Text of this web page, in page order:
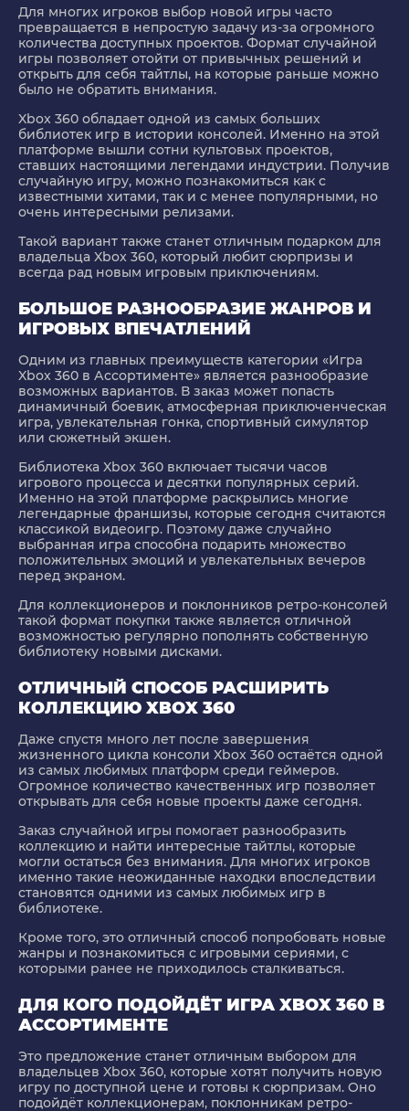
Для многих игроков выбор новой игры часто
превращается в непростую задачу из-за огромного
количества доступных проектов. Формат случайной
игры позволяет отойти от привычных решений и
открыть для себя тайтлы, на которые раньше можно
было не обратить внимания.
Xbox 360 обладает одной из самых больших
библиотек игр в истории консолей. Именно на этой
платформе вышли сотни культовых проектов,
ставших настоящими легендами индустрии. Получив
случайную игру, можно познакомиться как с
известными хитами, так и с менее популярными, но
очень интересными релизами.
Такой вариант также станет отличным подарком для
владельца Xbox 360, который любит сюрпризы и
всегда рад новым игровым приключениям.
БОЛЬШОЕ РАЗНООБРАЗИЕ ЖАНРОВ И
ИГРОВЫХ ВПЕЧАТЛЕНИЙ
Одним из главных преимуществ категории «Игра
Xbox 360 в Ассортименте» является разнообразие
возможных вариантов. В заказ может попасть
динамичный боевик, атмосферная приключенческая
игра, увлекательная гонка, спортивный симулятор
или сюжетный экшен.
Библиотека Xbox 360 включает тысячи часов
игрового процесса и десятки популярных серий.
Именно на этой платформе раскрылись многие
легендарные франшизы, которые сегодня считаются
классикой видеоигр. Поэтому даже случайно
выбранная игра способна подарить множество
положительных эмоций и увлекательных вечеров
перед экраном.
Для коллекционеров и поклонников ретро-консолей
такой формат покупки также является отличной
возможностью регулярно пополнять собственную
библиотеку новыми дисками.
ОТЛИЧНЫЙ СПОСОБ РАСШИРИТЬ
КОЛЛЕКЦИЮ XBOX 360
Даже спустя много лет после завершения
жизненного цикла консоли Xbox 360 остаётся одной
из самых любимых платформ среди геймеров.
Огромное количество качественных игр позволяет
открывать для себя новые проекты даже сегодня.
Заказ случайной игры помогает разнообразить
коллекцию и найти интересные тайтлы, которые
могли остаться без внимания. Для многих игроков
именно такие неожиданные находки впоследствии
становятся одними из самых любимых игр в
библиотеке.
Кроме того, это отличный способ попробовать новые
жанры и познакомиться с игровыми сериями, с
которыми ранее не приходилось сталкиваться.
ДЛЯ КОГО ПОДОЙДЁТ ИГРА XBOX 360 В
АССОРТИМЕНТЕ
Это предложение станет отличным выбором для
владельцев Xbox 360, которые хотят получить новую
игру по доступной цене и готовы к сюрпризам. Оно
подойдёт коллекционерам, поклонникам ретро-